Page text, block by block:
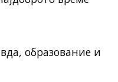
образование и